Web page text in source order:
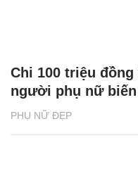
PHỤ NỮ ĐẸP
Chi 100 triệu
người phụ nữ